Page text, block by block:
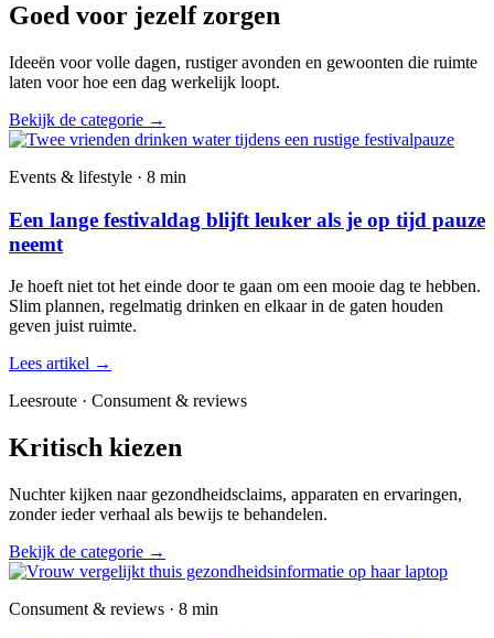
Goed voor jezelf zorgen
Ideeën voor volle dagen, rustiger avonden en gewoonten die ruimte
laten voor hoe een dag werkelijk loopt.
Bekijk de categorie →
Events & lifestyle · 8 min
Een lange festivaldag blijft leuker als je op tijd pauze
neemt
Je hoeft niet tot het einde door te gaan om een mooie dag te hebben.
Slim plannen, regelmatig drinken en elkaar in de gaten houden
geven juist ruimte.
Lees artikel →
Leesroute · Consument & reviews
Kritisch kiezen
Nuchter kijken naar gezondheidsclaims, apparaten en ervaringen,
zonder ieder verhaal als bewijs te behandelen.
Bekijk de categorie →
Consument & reviews · 8 min